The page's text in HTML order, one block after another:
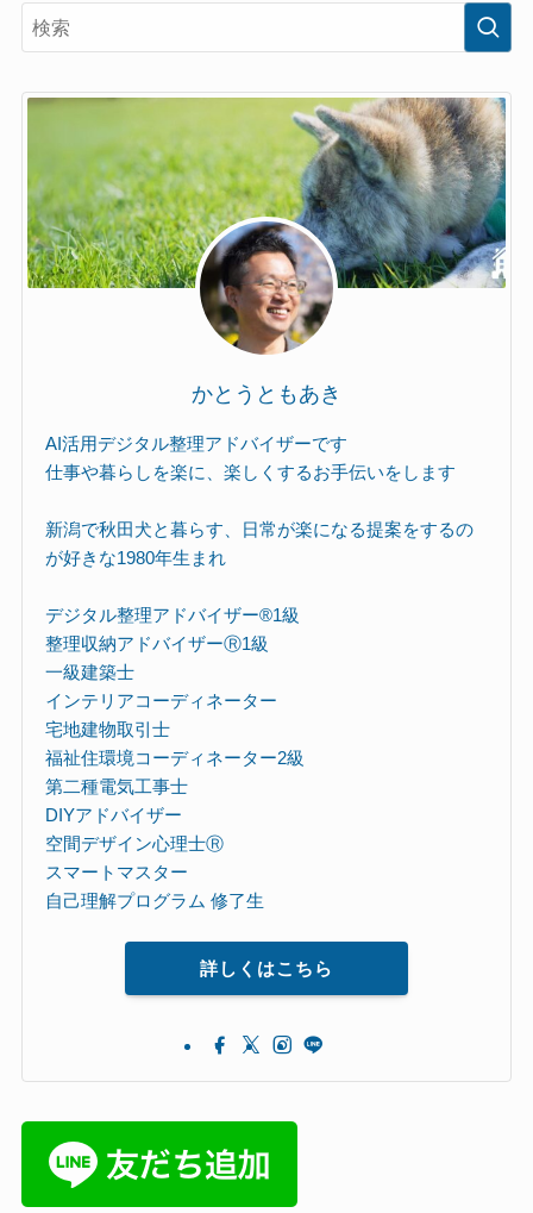
かとうともあき
AI活用デジタル整理アドバイザーです
仕事や暮らしを楽に、楽しくするお手伝いをします
新潟で秋田犬と暮らす、日常が楽になる提案をするの
が好きな1980年生まれ
デジタル整理アドバイザー®︎1級
整理収納アドバイザーⓇ1級
一級建築士
インテリアコーディネーター
宅地建物取引士
福祉住環境コーディネーター2級
第二種電気工事士
DIYアドバイザー
空間デザイン心理士Ⓡ
スマートマスター
自己理解プログラム 修了生
詳しくはこちら